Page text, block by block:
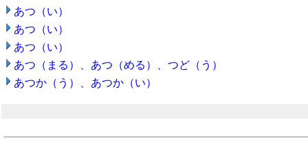
あつ（い）
あつ（い）
あつ（い）
あつ（まる）、あつ（める）、つど（う）
あつか（う）、あつか（い）